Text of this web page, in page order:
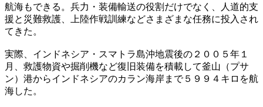
航海もできる。兵力・装備輸送の役割だけでなく、人道的支
援と災難救護、上陸作戦訓練などさまざまな任務に投入され
てきた。
実際、インドネシア・スマトラ島沖地震後の２００５年１
月、救護物資や掘削機など復旧装備を積載して釜山（プサ
ン）港からインドネシアのカラン海岸まで５９９４キロを航
海した。